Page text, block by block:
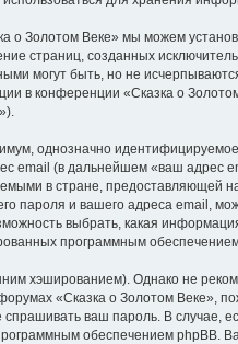
о Золотом Веке» мы можем
страниц, созданных
могут быть, но не
в конференции «Сказка о
однозначно
email (в дальнейшем «ваш адрес
в стране, предоставляющей
пароля и вашего адреса email,
выбрать, какая
программным
хэшированием). Однако не
«Сказка о Золотом Веке»,
ваш пароль. В случае,
обеспечением phpBB.